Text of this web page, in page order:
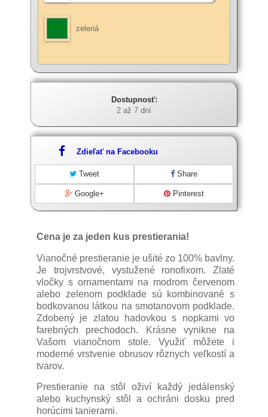
zelená
Dostupnosť:
2 až 7 dní
Zdieľať na Facebooku
Tweet Share
Google+ Pinterest
Cena je za jeden kus prestierania!
Vianočné prestieranie je ušité zo 100% bavlny.
Je trojvrstvové, vystužené ronofixom. Zlaté
vločky s ornamentami na modrom červenom
alebo zelenom podklade sú kombinované s
bodkovanou látkou na smotanovom podklade.
Zdobený je zlatou hadovkou s nopkami vo
farebných prechodoch. Krásne vynikne na
Vašom vianočnom stole. Využiť môžete i
moderné vrstvenie obrusov rôznych veľkostí a
tvarov.
Prestieranie na stôl oživí každý jedálenský
alebo kuchynský stôl a ochráni dosku pred
horúcimi tanierami.